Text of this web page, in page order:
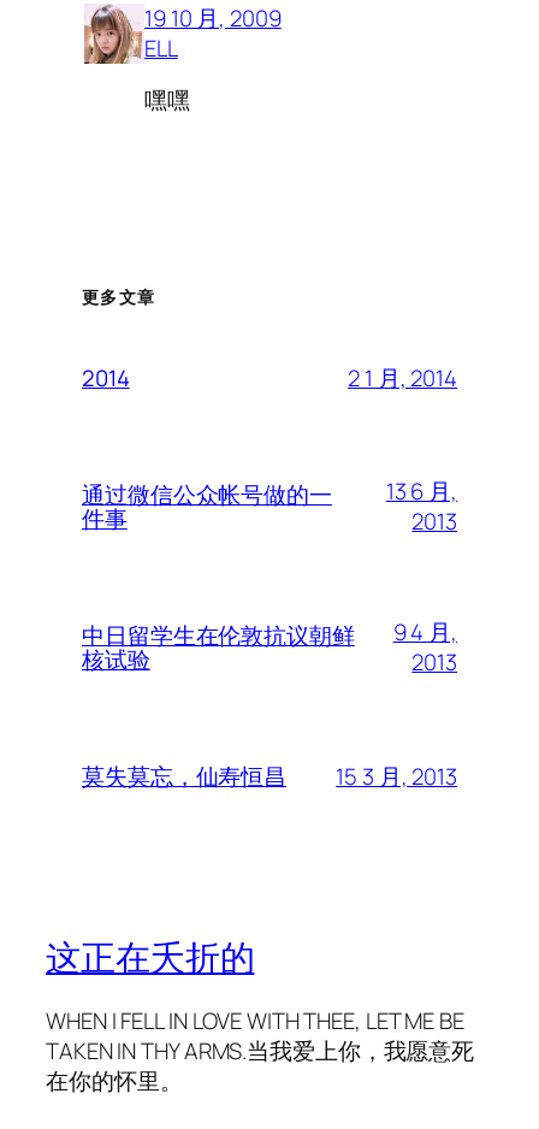
19 10 月, 2009
ELL
嘿嘿
更多文章
2014 2 1 月, 2014
通过微信公众帐号做的一
件事
13 6 月,
2013
中日留学生在伦敦抗议朝鲜
核试验
9 4 月,
2013
莫失莫忘，仙寿恒昌 15 3 月, 2013
这正在夭折的
WHEN I FELL IN LOVE WITH THEE, LET ME BE
TAKEN IN THY ARMS.当我爱上你，我愿意死
在你的怀里。